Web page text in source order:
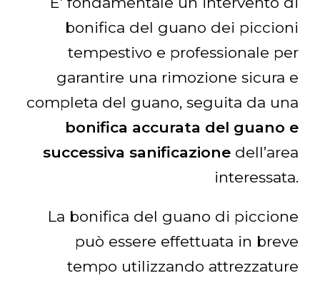
bonifica del guano dei piccioni
tempestivo e professionale per
garantire una rimozione sicura e
completa del guano, seguita da una
bonifica accurata del guano e
successiva sanificazione dell’area
interessata.
La bonifica del guano di piccione
può essere effettuata in breve
tempo utilizzando attrezzature